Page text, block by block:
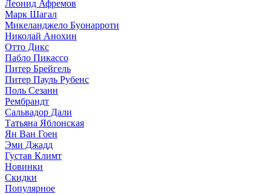
Леонид Афремов
Марк Шагал
Микеланджело Буонарроти
Николай Анохин
Отто Дикс
Пабло Пикассо
Питер Брейгель
Питер Пауль Рубенс
Поль Сезанн
Рембрандт
Сальвадор Дали
Татьяна Яблонская
Ян Ван Гоен
Эми Джадд
Густав Климт
Новинки
Скидки
Популярное